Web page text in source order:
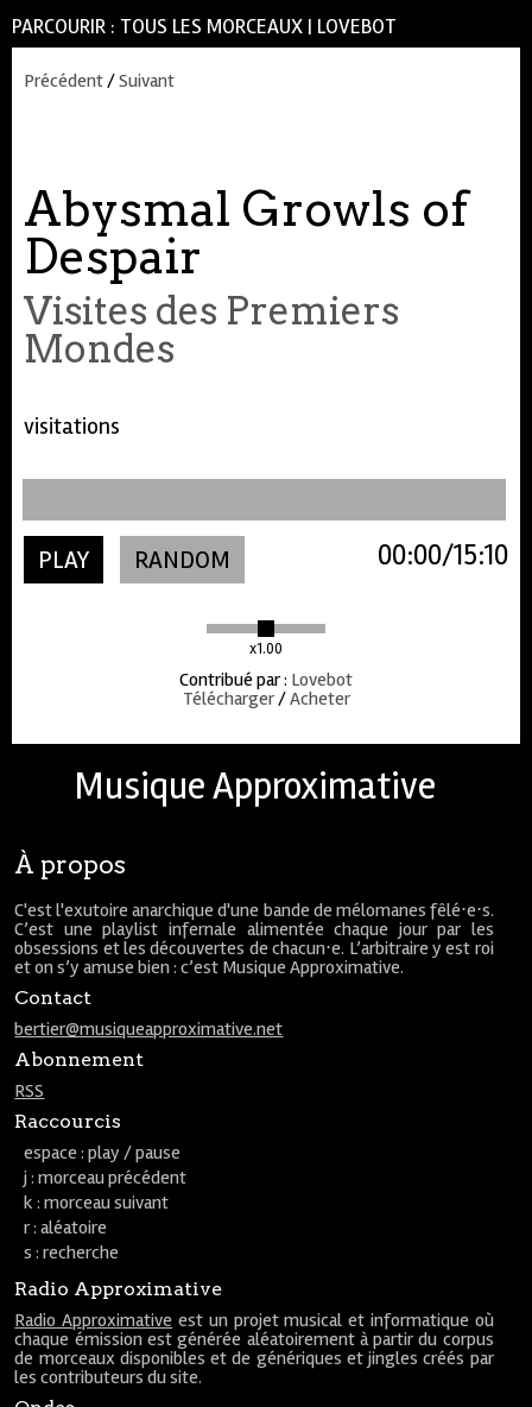
PARCOURIR : TOUS LES MORCEAUX | LOVEBOT
Précédent/Suivant
Abysmal Growls of
Despair
Visites des Premiers
Mondes
visitations
PLAY RANDOM
x1.00
15:10
00:00
Contribué par: Lovebot
Télécharger/Acheter
Musique Approximative
À propos
C'est l'exutoire anarchique d'une bande de mélomanes fêlé⋅e⋅s.
C’est une playlist infernale alimentée chaque jour par les
obsessions et les découvertes de chacun⋅e. L’arbitraire y est roi
et on s’y amuse bien : c’est Musique Approximative.
Contact
bertier@musiqueapproximative.net
Abonnement
RSS
Raccourcis
espace : play / pause
j : morceau précédent
k : morceau suivant
r : aléatoire
s : recherche
Radio Approximative
Radio Approximative est un projet musical et informatique où
chaque émission est générée aléatoirement à partir du corpus
de morceaux disponibles et de génériques et jingles créés par
les contributeurs du site.